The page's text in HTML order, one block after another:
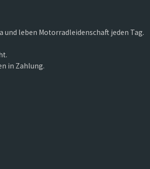
und leben Motorradleidenschaft jeden Tag.
in Zahlung.